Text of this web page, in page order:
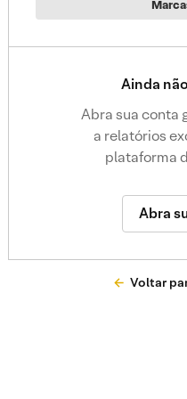
Ainda
Abra sua conta
a relatórios
plataforma
Abra
Voltar